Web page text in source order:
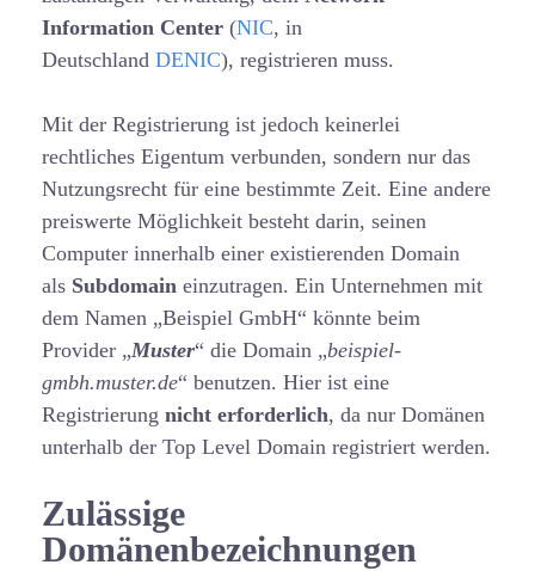
Information Center (NIC, in
Deutschland DENIC), registrieren muss.
Mit der Registrierung ist jedoch keinerlei
rechtliches Eigentum verbunden, sondern nur das
Nutzungsrecht für eine bestimmte Zeit. Eine andere
preiswerte Möglichkeit besteht darin, seinen
Computer innerhalb einer existierenden Domain
als Subdomain einzutragen. Ein Unternehmen mit
dem Namen „Beispiel GmbH“ könnte beim
Provider „Muster“ die Domain „beispiel-
gmbh.muster.de“ benutzen. Hier ist eine
Registrierung nicht erforderlich, da nur Domänen
unterhalb der Top Level Domain registriert werden.
Zulässige
Domänenbezeichnungen